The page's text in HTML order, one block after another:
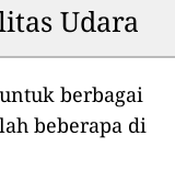
Udara
berbagai
beberapa di